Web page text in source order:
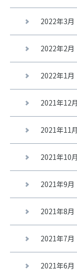
2022年3月
2022年2月
2022年1月
2021年12月
2021年11月
2021年10月
2021年9月
2021年8月
2021年7月
2021年6月